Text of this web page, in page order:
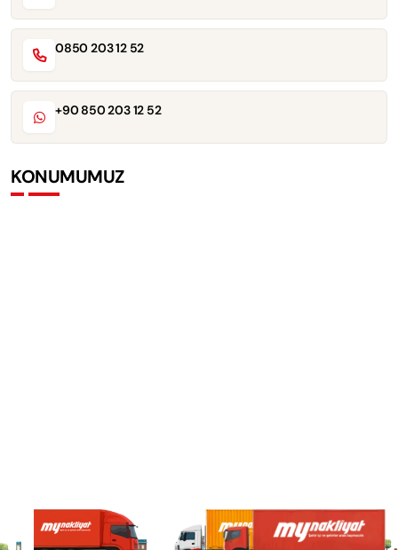
0850 203 12 52
+90 850 203 12 52
KONUMUMUZ